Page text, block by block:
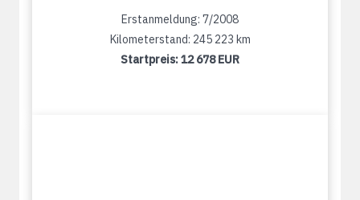
Erstanmeldung: 7/2008
Kilometerstand: 245 223 km
Startpreis:12 678 EUR